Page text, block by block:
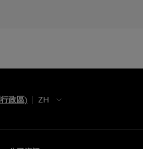
政區)
ZH
EN